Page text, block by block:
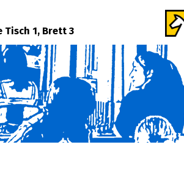
Tisch 1, Brett 3